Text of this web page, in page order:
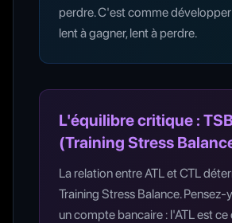
perdre. C'est comme
lent à gagner, lent à perdre.
L'équilibre critique :
(Training Stress
La relation entre ATL et CTL
Training Stress Balance.
un compte bancaire : l'ATL est